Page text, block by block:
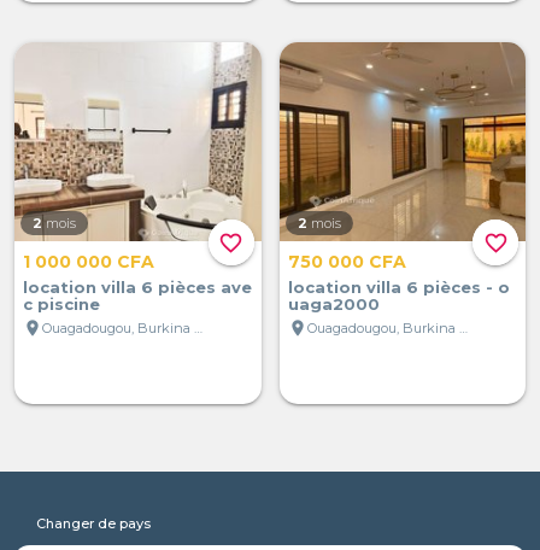
favorite_border
2 mois
1 000 000 CFA
location villa 6 pièces ave
c piscine
location_on
favorite_border
2 mois
750 000 CFA
location villa 6 pièces - o
uaga2000
location_on
Changer de pays